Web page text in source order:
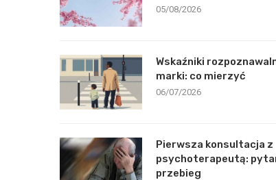
05/08/2026
Wskaźniki
marki: co mierzyć
06/07/2026
Pierwsza konsultacja z
psychoterapeutą:
przebieg